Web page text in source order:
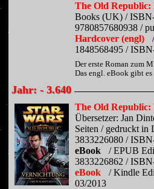
The Old Republic:
Books (UK) /
9780857680938 /
Hardcover (engl)
1848568495 /
Der erste Roman zum
Das engl. eBook gibt
Jahr: - 3.640
The Old
Übersetzer: Jan
Seiten / gedruckt in
3833226080 /
eBook
/ EPUB
3833226862 /
eBook
/ Kindle
03/2013